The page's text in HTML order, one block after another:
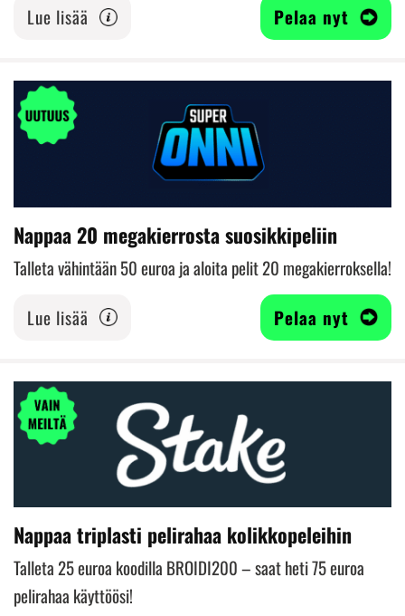
Lue lisää
Pelaa nyt
Nappaa 20 megakierrosta suosikkipeliin
Talleta vähintään 50 euroa ja aloita pelit 20 megakierroksella!
Lue lisää
Pelaa nyt
Nappaa triplasti pelirahaa kolikkopeleihin
Talleta 25 euroa koodilla BROIDI200 – saat heti 75 euroa
pelirahaa käyttöösi!